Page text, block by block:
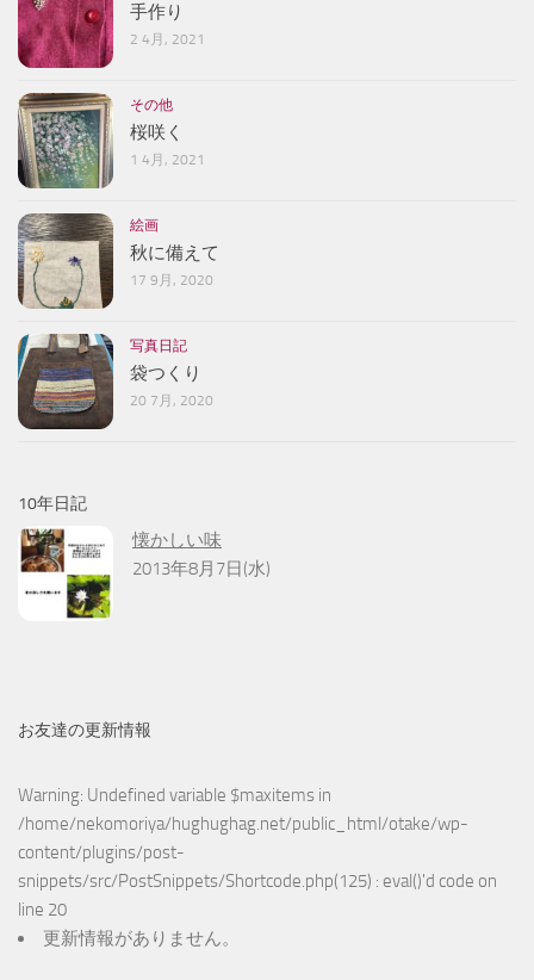
手作り
2 4月, 2021
その他
桜咲く
1 4月, 2021
絵画
秋に備えて
17 9月, 2020
写真日記
袋つくり
20 7月, 2020
10年日記
懐かしい味
2013年8月7日(水)
お友達の更新情報
Warning: Undefined variable $maxitems in
/home/nekomoriya/hughughag.net/public_html/otake/wp-
content/plugins/post-
snippets/src/PostSnippets/Shortcode.php(125) : eval()'d code on
line 20
更新情報がありません。